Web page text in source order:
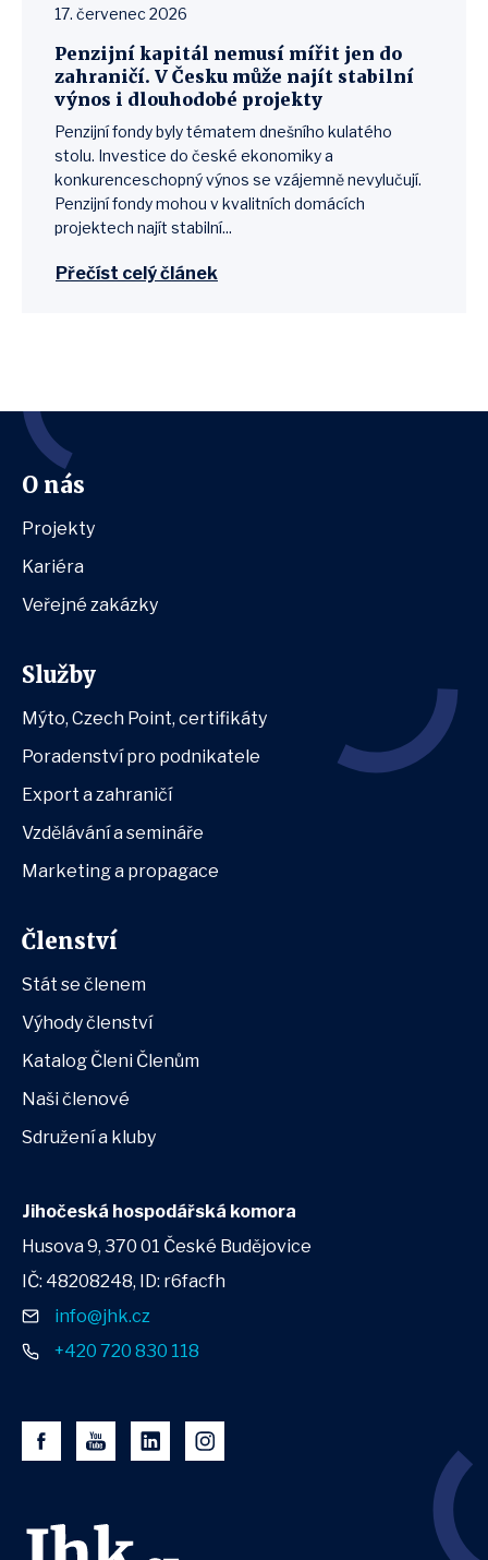
17. červenec 2026
Penzijní kapitál nemusí mířit jen do
zahraničí. V Česku může najít stabilní
výnos i dlouhodobé projekty
Penzijní fondy byly tématem dnešního kulatého
stolu. Investice do české ekonomiky a
konkurenceschopný výnos se vzájemně nevylučují.
Penzijní fondy mohou v kvalitních domácích
projektech najít stabilní...
Přečíst celý článek
O nás
Projekty
Kariéra
Veřejné zakázky
Služby
Mýto, Czech Point, certifikáty
Poradenství pro podnikatele
Export a zahraničí
Vzdělávání a semináře
Marketing a propagace
Členství
Stát se členem
Výhody členství
Katalog Členi Členům
Naši členové
Sdružení a kluby
Jihočeská hospodářská komora
Husova 9, 370 01 České Budějovice
IČ: 48208248, ID: r6facfh
info@jhk.cz
+420 720 830 118